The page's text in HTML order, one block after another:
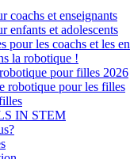
coachs et enseignants
enfants et adolescents
pour les coachs et les
la robotique !
pour filles 2026
robotique pour les filles
IN STEM